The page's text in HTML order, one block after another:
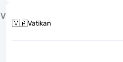
V
🇻🇦Vatikan